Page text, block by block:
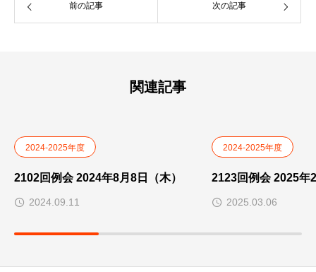
前の記事 次の記事
関連記事
2024-2025年度
2102回例会 2024年8月8日（木）
2024.09.11
2024-2025年度
2123回例会 2025年
2025.03.06